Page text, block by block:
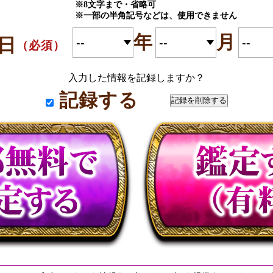
※8文字まで・省略可
※一部の半角記号などは、使用できません
（必須） 年 月
入力した情報を記録しますか？
記録する